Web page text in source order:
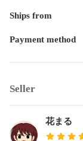
Ships from
Payment method
Seller
花まる